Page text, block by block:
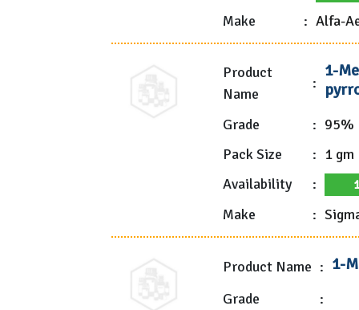
Make : Alfa-
Product
Name
:
1-
Grade : 95%
Pack Size
: 1 gm
Availability
: 1
Make :
Product Name : 1-
Grade
: